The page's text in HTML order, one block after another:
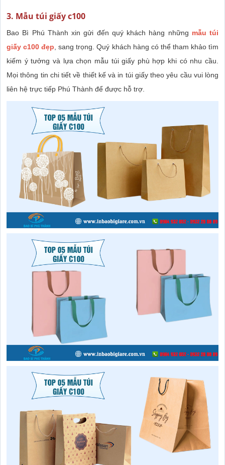
3. Mẫu túi giấy c100
Bao Bì Phú Thành xin gửi đến quý khách hàng những mẫu túi
giấy c100 đẹp, sang trọng. Quý khách hàng có thể tham khảo tìm
kiếm ý tưởng và lựa chọn mẫu túi giấy phù hợp khi có nhu cầu.
Mọi thông tin chi tiết về thiết kế và in túi giấy theo yêu cầu vui lòng
liên hệ trực tiếp Phú Thành để được hỗ trợ.